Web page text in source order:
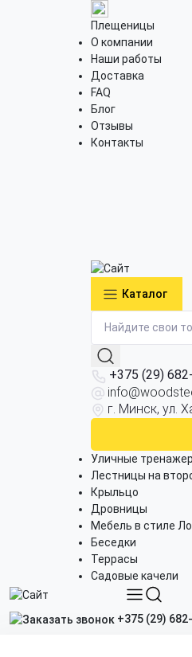
Плещеницы
О компании
Наши работы
Доставка
FAQ
Блог
Отзывы
Контакты
Каталог
+375 (29)
г. Минск, ул.
Уличные
Лестницы на
Крыльцо
Дровницы
Мебель в стиле
Беседки
Террасы
Садовые качели
+375 (29)